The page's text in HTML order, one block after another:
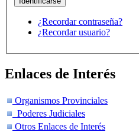
¿Recordar contraseña?
¿Recordar usuario?
Enlaces de Interés
Organismos Provinciales
Poderes Judiciales
Otros Enlaces de Interés